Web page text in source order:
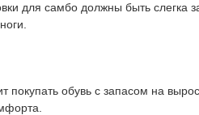
для самбо должны быть слегка
покупать обувь с запасом на